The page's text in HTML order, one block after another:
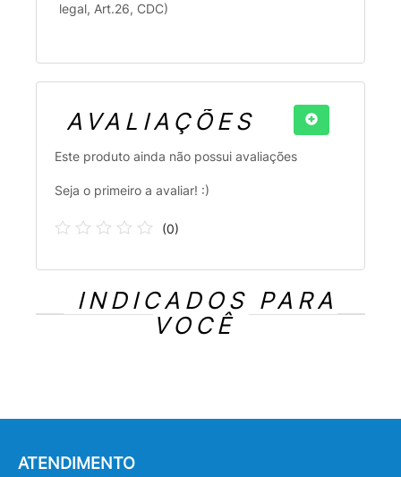
legal, Art.26, CDC)
AVALIAÇÕES
Este produto ainda não possui avaliações
Seja o primeiro a avaliar! :)
(0)
INDICADOS PARA
VOCÊ
ATENDIMENTO